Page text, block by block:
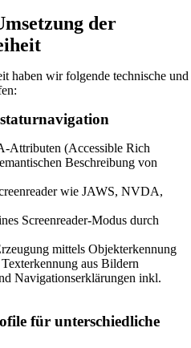
der
haben wir folgende technische und
Attributen (Accessible Rich
Beschreibung von
wie JAWS, NVDA,
Screenreader-Modus durch
mittels Objekterkennung
aus Bildern
Navigationserklärungen inkl.
für unterschiedliche